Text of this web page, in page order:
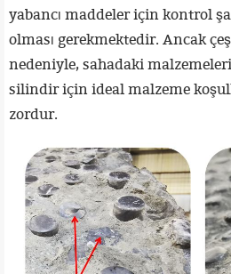
yabancı maddeler için kontrol
olması gerekmektedir. Ancak
nedeniyle, sahadaki
silindir için ideal malzeme
zordur.